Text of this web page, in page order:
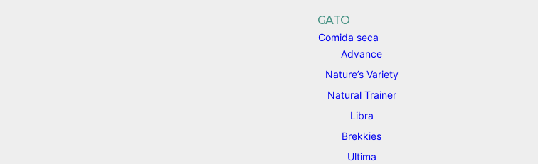
GATO
Comida seca
Advance
Nature’s Variety
Natural Trainer
Libra
Brekkies
Ultima